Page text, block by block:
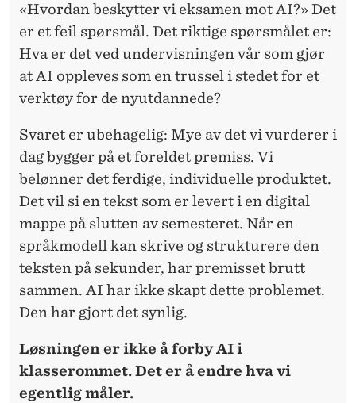
«Hvordan beskytter vi eksamen mot AI?» Det
er et feil spørsmål. Det riktige spørsmålet er:
Hva er det ved undervisningen vår som gjør
at AI oppleves som en trussel i stedet for et
verktøy for de nyutdannede?
Svaret er ubehagelig: Mye av det vi vurderer i
dag bygger på et foreldet premiss. Vi
belønner det ferdige, individuelle produktet.
Det vil si en tekst som er levert i en digital
mappe på slutten av semesteret. Når en
språkmodell kan skrive og strukturere den
teksten på sekunder, har premisset brutt
sammen. AI har ikke skapt dette problemet.
Den har gjort det synlig.
Løsningen er ikke å forby AI i
klasserommet. Det er å endre hva vi
egentlig måler.